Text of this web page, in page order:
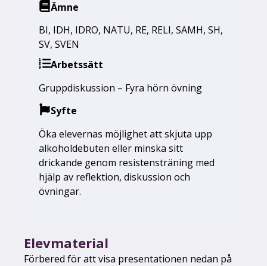
Ämne
BI, IDH, IDRO, NATU, RE, RELI, SAMH, SH,
SV, SVEN
Arbetssätt
Gruppdiskussion – Fyra hörn övning
Syfte
Öka elevernas möjlighet att skjuta upp
alkoholdebuten eller minska sitt
drickande genom resistensträning med
hjälp av reflektion, diskussion och
övningar.
Elevmaterial
Förbered för att visa presentationen nedan på